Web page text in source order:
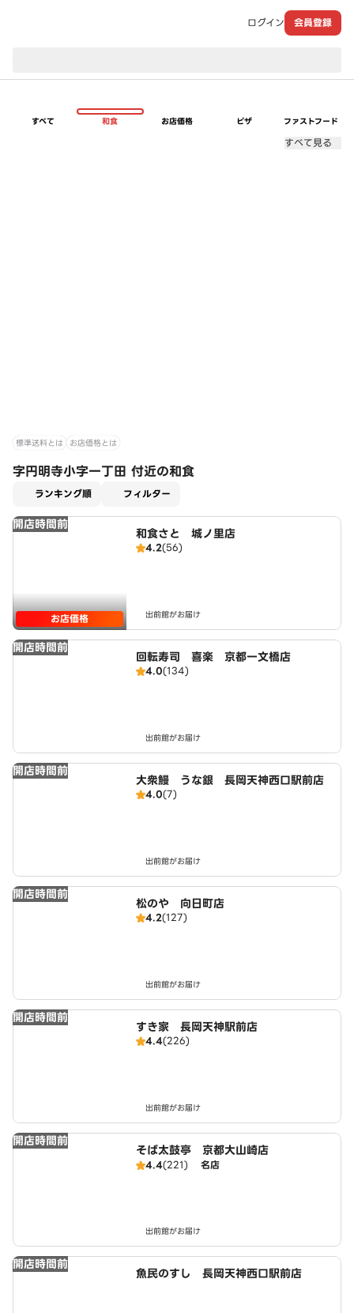
ログイン 会員登録
すべて 和食 お店価格 ピザ ファストフード
すべて見る
標準送料とは お店価格とは
字円明寺小字一丁田 付近の和食
ランキング順 フィルター
開店時間前
お店価格
和食さと 城ノ里店
4.2(56)
出前館がお届け
開店時間前
回転寿司 喜楽 京都一文橋店
4.0(134)
出前館がお届け
開店時間前
大衆鰻 うな銀 長岡天神西口駅前店
4.0(7)
出前館がお届け
開店時間前
松のや 向日町店
4.2(127)
出前館がお届け
開店時間前
すき家 長岡天神駅前店
4.4(226)
出前館がお届け
開店時間前
そば太鼓亭 京都大山崎店
4.4(221) 名店
出前館がお届け
開店時間前
魚民のすし 長岡天神西口駅前店